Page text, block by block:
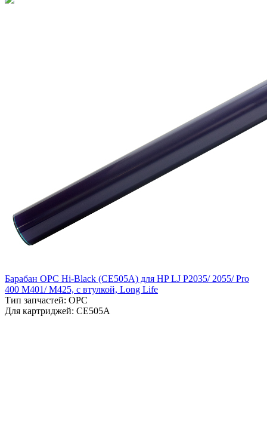
Барабан OPC Hi-Black (CE505A) для HP LJ P2035/ 2055/ Pro
400 M401/ M425, с втулкой, Long Life
Тип запчастей: OPC
Для картриджей: CE505A